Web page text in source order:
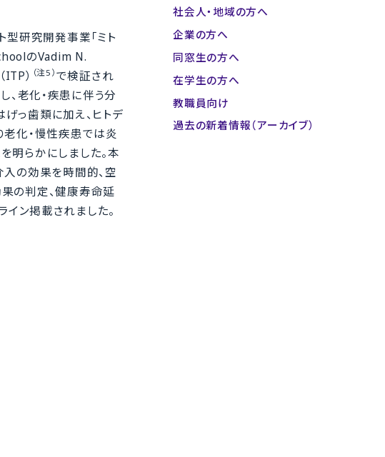
研究開発事業「ミト
のVadim N.
） （注5） で検証され
老化・疾患に伴う分
っ歯類に加え、ヒトデ
化・慢性疾患では炎
明らかにしました。本
入の効果を時間的、空
の判定、健康寿命延
ン掲載されました。
社会人・地域の方へ
企業の方へ
同窓生の方へ
在学生の方へ
教職員向け
過去の新着情報（アーカイブ）